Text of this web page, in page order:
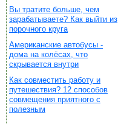
Вы тратите больше, чем
зарабатываете? Как выйти из
порочного круга
Американские автобусы -
дома на колёсах, что
скрывается внутри
Как совместить работу и
путешествия? 12 способов
совмещения приятного с
полезным